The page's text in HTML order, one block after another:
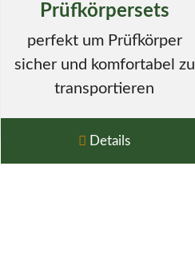
Prüfkörpersets
perfekt um Prüfkörper
sicher und komfortabel zu
transportieren
Details